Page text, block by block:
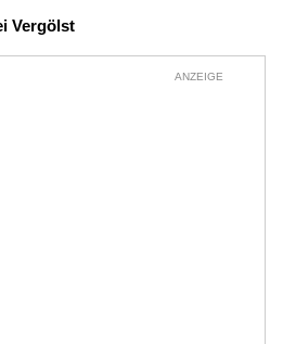
Vergölst
ANZEIGE